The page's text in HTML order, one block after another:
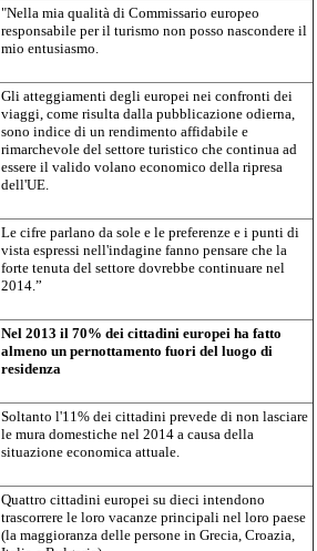
"Nella mia qualità di Commissario europeo
responsabile per il turismo non posso nascondere il
mio entusiasmo.
Gli atteggiamenti degli europei nei confronti dei
viaggi, come risulta dalla pubblicazione odierna,
sono indice di un rendimento affidabile e
rimarchevole del settore turistico che continua ad
essere il valido volano economico della ripresa
dell'UE.
Le cifre parlano da sole e le preferenze e i punti di
vista espressi nell'indagine fanno pensare che la
forte tenuta del settore dovrebbe continuare nel
2014.”
Nel 2013 il 70% dei cittadini europei ha fatto
almeno un pernottamento fuori del luogo di
residenza
Soltanto l'11% dei cittadini prevede di non lasciare
le mura domestiche nel 2014 a causa della
situazione economica attuale.
Quattro cittadini europei su dieci intendono
trascorrere le loro vacanze principali nel loro paese
(la maggioranza delle persone in Grecia, Croazia,